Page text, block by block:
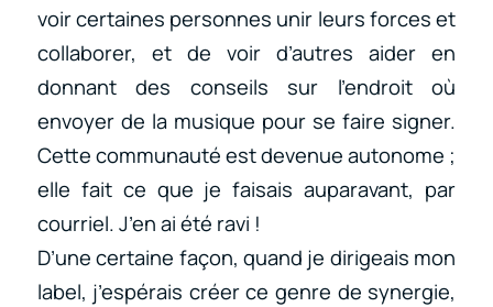
voir certaines personnes unir leurs forces et
collaborer, et de voir d’autres aider en
donnant des conseils sur l’endroit où
envoyer de la musique pour se faire signer.
Cette communauté est devenue autonome ;
elle fait ce que je faisais auparavant, par
courriel. J’en ai été ravi !
D’une certaine façon, quand je dirigeais mon
label, j’espérais créer ce genre de synergie,